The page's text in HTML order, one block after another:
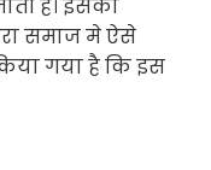
है। इसका
समाज मे ऐसे
गया है कि इस